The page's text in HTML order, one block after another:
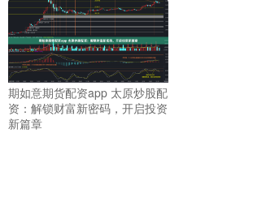
期如意期货配资app 太原炒股配
资：解锁财富新密码，开启投资
新篇章